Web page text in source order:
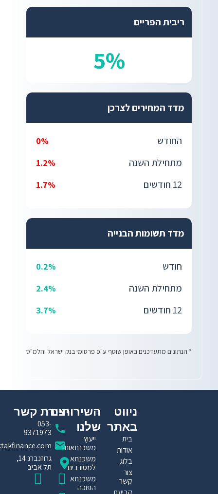
ריבית הפריים
5%
מדד המחירים לצרכן
החודש 0%
מתחילת השנה 1.2%
12 חודשים 1.7%
מדד תשומות הבנייה
חודש 0.2%
מתחילת השנה 2.4%
12 חודשים 3.7%
* הנתונים מתעדכנים באופן שוטף ע"פ פרסומי בנק ישראל והלמ"ס
ניווט
באתר
בית
אודות
בלוג
צור
קשר
השירותים
שלנו
ייעוץ
משכנתאות
משכנתא
למסורבים
משכנתא
הפוכה
יצירת קשר​
053-
9371973
גרוזנברג 14,
תל אביב
F
I T